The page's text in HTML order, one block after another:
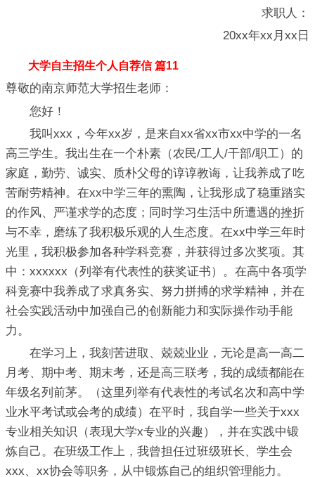
求职人：
20xx年xx月xx日
大学自主招生个人自荐信 篇11
尊敬的南京师范大学招生老师：
您好！
我叫xxx，今年xx岁，是来自xx省xx市xx中学的一名
高三学生。我出生在一个朴素（农民/工人/干部/职工）的
家庭，勤劳、诚实、质朴父母的谆谆教诲，让我养成了吃
苦耐劳精神。在xx中学三年的熏陶，让我形成了稳重踏实
的作风、严谨求学的态度；同时学习生活中所遭遇的挫折
与不幸，磨练了我积极乐观的人生态度。在xx中学三年时
光里，我积极参加各种学科竞赛，并获得过多次奖项。其
中：xxxxxx（列举有代表性的获奖证书）。在高中各项学
科竞赛中我养成了求真务实、努力拼搏的求学精神，并在
社会实践活动中加强自己的创新能力和实际操作动手能
力。
在学习上，我刻苦进取、兢兢业业，无论是高一高二
月考、期中考、期末考，还是高三联考，我的成绩都能在
年级名列前茅。（这里列举有代表性的考试名次和高中学
业水平考试或会考的成绩）在平时，我自学一些关于xxx
专业相关知识（表现大学x专业的兴趣），并在实践中锻
炼自己。在班级工作上，我曾担任过班级班长、学生会
xxx、xx协会等职务，从中锻炼自己的组织管理能力。